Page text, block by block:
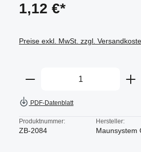
1,12 €*
Preise exkl. MwSt. zzgl.
Produkt Anzahl: Gib
PDF-Datenblatt
Produktnummer:
ZB-2084
Hersteller:
Maunsystem